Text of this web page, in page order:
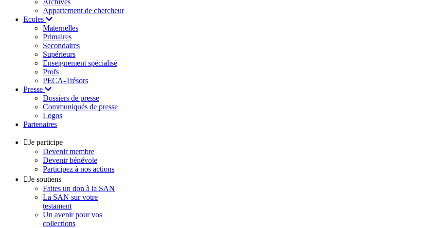
Archives
Appartement de chercheur
Ecoles
Maternelles
Primaires
Secondaires
Supérieurs
Enseignement spécialisé
Profs
PECA-Trésors
Presse
Dossiers de presse
Communiqués de presse
Logos
Partenaires
Je participe
Devenir membre
Devenir bénévole
Participez à nos actions
Je soutiens
Faites un don à la SAN
La SAN sur votre
testament
Un avenir pour vos
collections